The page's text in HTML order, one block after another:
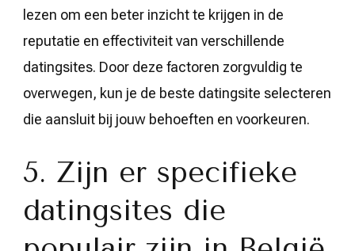
lezen om een beter inzicht te krijgen in de
reputatie en effectiviteit van verschillende
datingsites. Door deze factoren zorgvuldig te
overwegen, kun je de beste datingsite selecteren
die aansluit bij jouw behoeften en voorkeuren.
5. Zijn er specifieke
datingsites die